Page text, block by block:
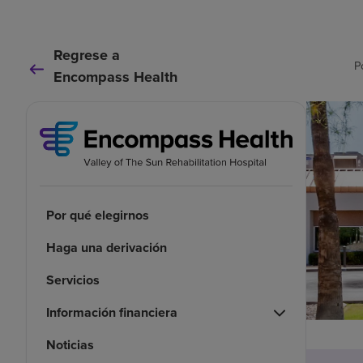
Regrese a
Encompass Health
Por qué elegirnos
Haga una derivación
Servicios
Información financiera
Noticias